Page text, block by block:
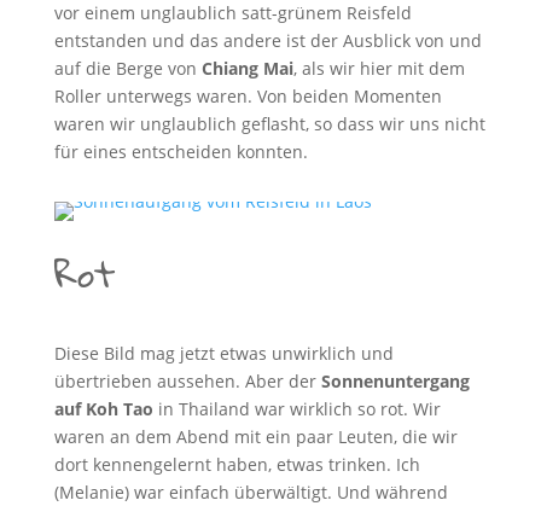
vor einem unglaublich satt-grünem Reisfeld
entstanden und das andere ist der Ausblick von und
auf die Berge von Chiang Mai, als wir hier mit dem
Roller unterwegs waren. Von beiden Momenten
waren wir unglaublich geflasht, so dass wir uns nicht
für eines entscheiden konnten.
Rot
Diese Bild mag jetzt etwas unwirklich und
übertrieben aussehen. Aber der Sonnenuntergang
auf Koh Tao in Thailand war wirklich so rot. Wir
waren an dem Abend mit ein paar Leuten, die wir
dort kennengelernt haben, etwas trinken. Ich
(Melanie) war einfach überwältigt. Und während